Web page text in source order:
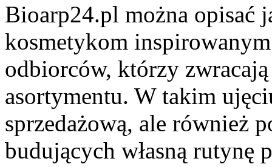
Bioarp24.pl można opisać
kosmetykom
odbiorców, którzy
asortymentu. W takim
sprzedażową, ale również
budujących własną rutynę